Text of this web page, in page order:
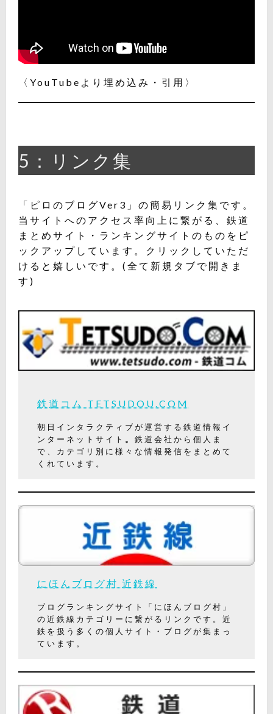
〈YouTubeより埋め込み・引用〉
5：リンク集
「ピロのブログVer3」の簡易リンク集です。
当サイトへのアクセス率向上に繋がる、鉄道
まとめサイト・ランキングサイトのものをピ
ックアップしています。クリックしていただ
けると嬉しいです。(全て新規タブで開きま
す)
鉄道コム TETSUDOU.COM
朝日インタラクティブが運営する鉄道情報イ
ンターネットサイト 。鉄道会社から個人ま
で、カテゴリ別に様々な情報発信をまとめて
くれています。
にほんブログ村 近鉄線
ブログランキングサイト「にほんブログ村」
の近鉄線カテゴリーに繋がるリンクです。近
鉄を扱う多くの個人サイト・ブログが集まっ
ています。